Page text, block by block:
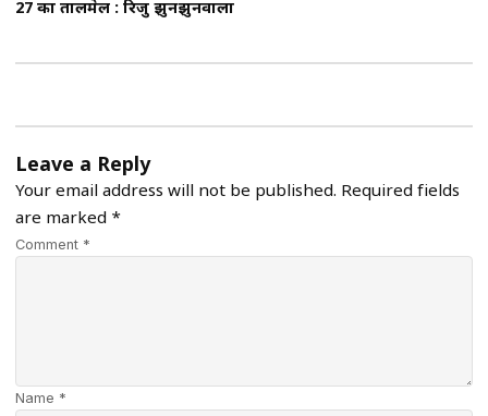
27 का तालमेल : रिजु झुनझुनवाला
Leave a Reply
Your email address will not be published. Required fields
are marked *
Comment *
Name *